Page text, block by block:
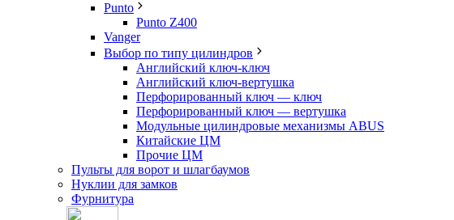
Punto
Punto Z400
Vanger
Выбор по типу цилиндров
Английский ключ-ключ
Английский ключ-вертушка
Перфорированный ключ — ключ
Перфорированный ключ — вертушка
Модульные цилиндровые механизмы ABUS
Китайские ЦМ
Прочие ЦМ
Пульты для ворот и шлагбаумов
Нуклии для замков
Фурнитура